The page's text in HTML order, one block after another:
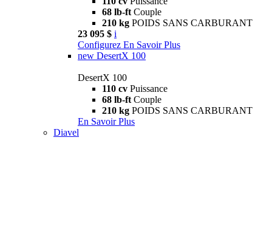
68 lb-ft Couple
210 kg POIDS SANS CARBURANT
23 095 $ i
Configurez En Savoir Plus
new DesertX 100
DesertX 100
110 cv Puissance
68 lb-ft Couple
210 kg POIDS SANS CARBURANT
En Savoir Plus
Diavel